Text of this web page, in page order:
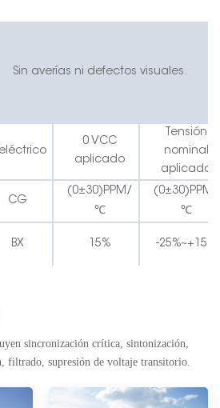
Sin averías ni defectos visuales.
0 VCC
aplicado
Tensión
nominal
aplicada
CG
(0±30)PPM/
℃
(0±30)PPM/
℃
BX 15% -25%~+15%
sincronización crítica, sintonización,
filtrado, supresión de voltaje transitorio.